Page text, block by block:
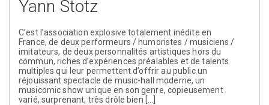
Yann Stotz
C’est l’association explosive totalement inédite en
France, de deux performeurs / humoristes / musiciens /
imitateurs, de deux personnalités artistiques hors du
commun, riches d’expériences préalables et de talents
multiples qui leur permettent d’offrir au public un
réjouissant spectacle de music-hall moderne, un
musicomic show unique en son genre, copieusement
varié, surprenant, très drôle bien […]